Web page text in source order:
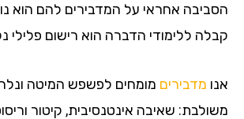
הסביבה אחראי על המדבירים להם הוא
קבלה ללימודי הדברה הוא רישום פלילי
אנו מדבירים מומחים לפשפש המיטה
משולבת: שאיבה אינטנסיבית, קיטור